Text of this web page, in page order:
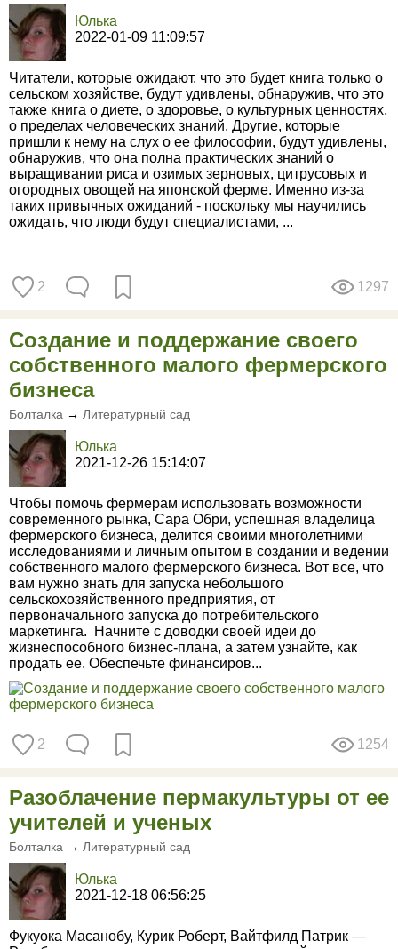
Юлька
2022-01-09 11:09:57
Читатели, которые ожидают, что это будет книга только о
сельском хозяйстве, будут удивлены, обнаружив, что это
также книга о диете, о здоровье, о культурных ценностях,
о пределах человеческих знаний. Другие, которые
пришли к нему на слух о ее философии, будут удивлены,
обнаружив, что она полна практических знаний о
выращивании риса и озимых зерновых, цитрусовых и
огородных овощей на японской ферме. Именно из-за
таких привычных ожиданий - поскольку мы научились
ожидать, что люди будут специалистами, ...
2 1297
Создание и поддержание своего
собственного малого фермерского
бизнеса
Болталка → Литературный сад
Юлька
2021-12-26 15:14:07
Чтобы помочь фермерам использовать возможности
современного рынка, Сара Обри, успешная владелица
фермерского бизнеса, делится своими многолетними
исследованиями и личным опытом в создании и ведении
собственного малого фермерского бизнеса. Вот все, что
вам нужно знать для запуска небольшого
сельскохозяйственного предприятия, от
первоначального запуска до потребительского
маркетинга. Начните с доводки своей идеи до
жизнеспособного бизнес-плана, а затем узнайте, как
продать ее. Обеспечьте финансиров...
2 1254
Разоблачение пермакультуры от ее
учителей и ученых
Болталка → Литературный сад
Юлька
2021-12-18 06:56:25
Фукуока Масанобу, Курик Роберт, Вайтфилд Патрик —